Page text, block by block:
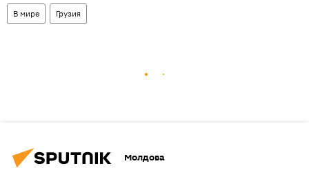
В мире Грузия
Молдова